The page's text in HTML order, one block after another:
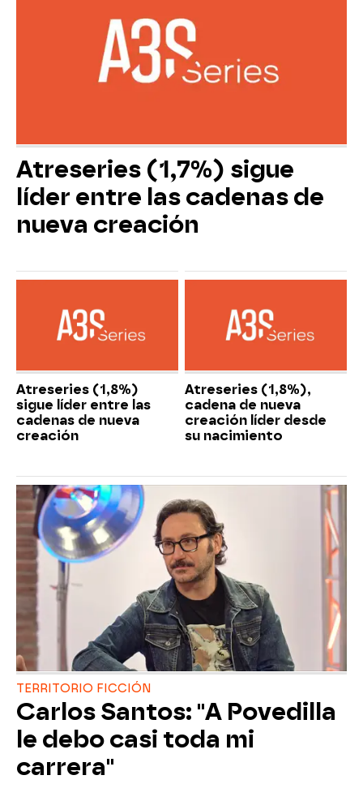
Atreseries (1,7%) sigue
líder entre las cadenas de
nueva creación
Atreseries (1,8%)
sigue líder entre las
cadenas de nueva
creación
Atreseries (1,8%),
cadena de nueva
creación líder desde
su nacimiento
TERRITORIO FICCIÓN
Carlos Santos: "A Povedilla
le debo casi toda mi
carrera"